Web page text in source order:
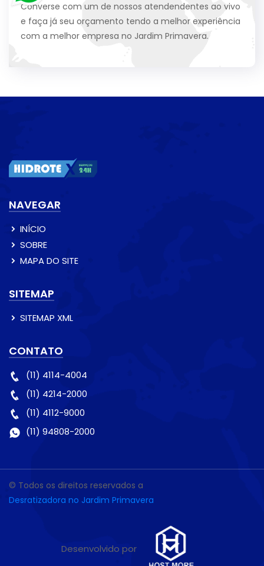
Converse com um de nossos atendendentes ao vivo
e faça já seu orçamento tendo a melhor experiência
com a melhor empresa no Jardim Primavera.
NAVEGAR
INÍCIO
SOBRE
MAPA DO SITE
SITEMAP
SITEMAP XML
CONTATO
(11) 4114-4004
(11) 4214-2000
(11) 4112-9000
(11) 94808-2000
© Todos os direitos reservados a
Desratizadora no Jardim Primavera
Desenvolvido por